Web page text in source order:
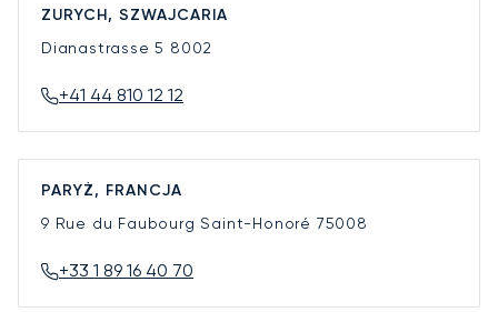
ZURYCH, SZWAJCARIA
Dianastrasse 5 8002
+41 44 810 12 12
PARYŻ, FRANCJA
9 Rue du Faubourg Saint-Honoré 75008
+33 1 89 16 40 70